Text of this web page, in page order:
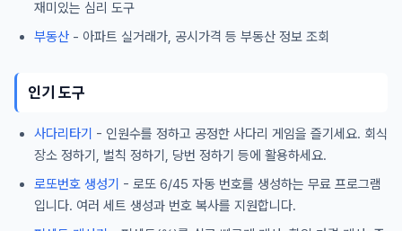
재미있는 심리 도구
부동산 - 아파트 실거래가, 공시가격 등 부동산 정보 조회
인기 도구
사다리타기 - 인원수를 정하고 공정한 사다리 게임을 즐기세요. 회식
장소 정하기, 벌칙 정하기, 당번 정하기 등에 활용하세요.
로또번호 생성기 - 로또 6/45 자동 번호를 생성하는 무료 프로그램
입니다. 여러 세트 생성과 번호 복사를 지원합니다.